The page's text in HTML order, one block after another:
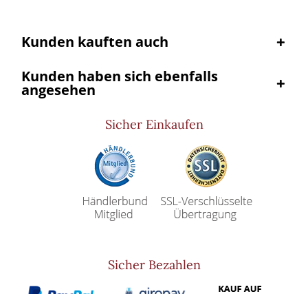
Kunden kauften auch
Kunden haben sich ebenfalls
angesehen
Sicher Einkaufen
Sicher Bezahlen